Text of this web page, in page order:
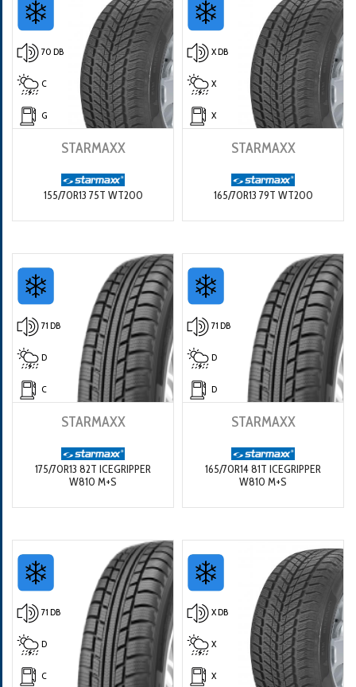
70 DB
C
G
STARMAXX
155/70R13 75T WT200
X DB
X
X
STARMAXX
165/70R13 79T WT200
71 DB
D
C
STARMAXX
175/70R13 82T ICEGRIPPER
W810 M+S
71 DB
D
D
STARMAXX
165/70R14 81T ICEGRIPPER
W810 M+S
71 DB
D
C
X DB
X
X